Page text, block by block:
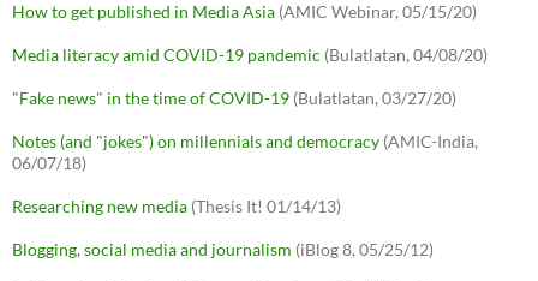
How to get published in Media Asia (AMIC Webinar, 05/15/20)
Media literacy amid COVID-19 pandemic (Bulatlatan, 04/08/20)
"Fake news" in the time of COVID-19 (Bulatlatan, 03/27/20)
Notes (and "jokes") on millennials and democracy (AMIC-India,
06/07/18)
Researching new media (Thesis It! 01/14/13)
Blogging, social media and journalism (iBlog 8, 05/25/12)